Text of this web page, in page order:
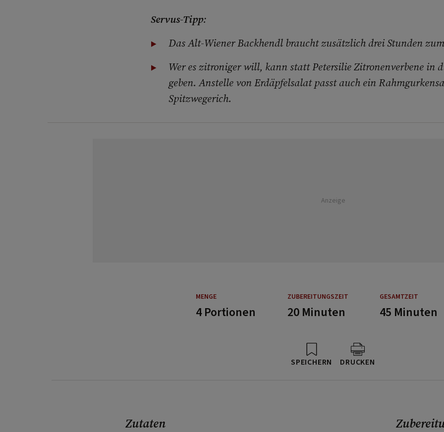
Servus-Tipp:
Das Alt-Wiener Backhendl braucht zusätzlich drei Stunden
Wer es zitroniger will, kann statt Petersilie Zitronenverbene in
geben. Anstelle von Erdäpfelsalat passt auch ein
Spitzwegerich.
Anzeige
MENGE ZUBEREITUNGSZEIT GESAMTZEIT
4 Portionen 20 Minuten 45 Minuten
SPEICHERN DRUCKEN
Zutaten